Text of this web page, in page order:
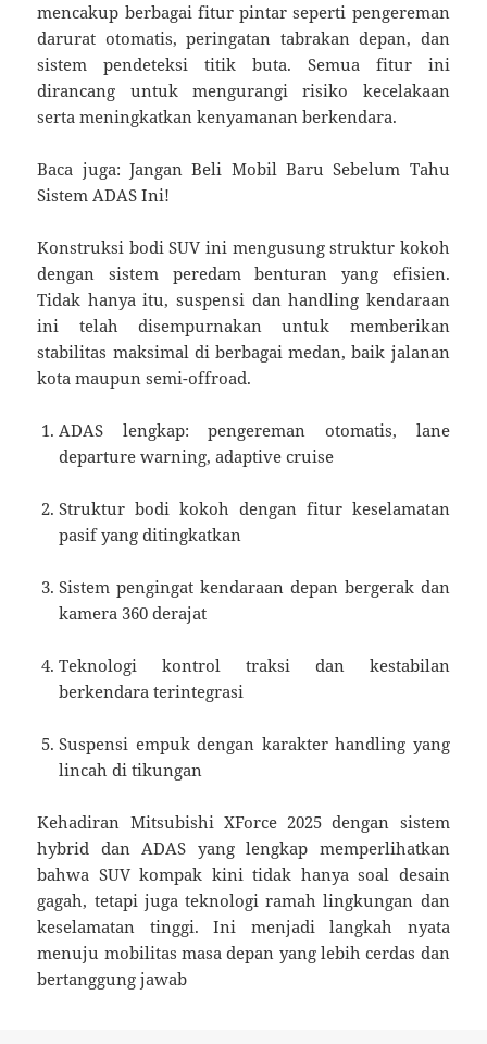
mencakup berbagai fitur pintar seperti pengereman
darurat otomatis, peringatan tabrakan depan, dan
sistem pendeteksi titik buta. Semua fitur ini
dirancang untuk mengurangi risiko kecelakaan
serta meningkatkan kenyamanan berkendara.
Baca juga: Jangan Beli Mobil Baru Sebelum Tahu
Sistem ADAS Ini!
Konstruksi bodi SUV ini mengusung struktur kokoh
dengan sistem peredam benturan yang efisien.
Tidak hanya itu, suspensi dan handling kendaraan
ini telah disempurnakan untuk memberikan
stabilitas maksimal di berbagai medan, baik jalanan
kota maupun semi-offroad.
ADAS lengkap: pengereman otomatis, lane
departure warning, adaptive cruise
Struktur bodi kokoh dengan fitur keselamatan
pasif yang ditingkatkan
Sistem pengingat kendaraan depan bergerak dan
kamera 360 derajat
Teknologi kontrol traksi dan kestabilan
berkendara terintegrasi
Suspensi empuk dengan karakter handling yang
lincah di tikungan
Kehadiran Mitsubishi XForce 2025 dengan sistem
hybrid dan ADAS yang lengkap memperlihatkan
bahwa SUV kompak kini tidak hanya soal desain
gagah, tetapi juga teknologi ramah lingkungan dan
keselamatan tinggi. Ini menjadi langkah nyata
menuju mobilitas masa depan yang lebih cerdas dan
bertanggung jawab